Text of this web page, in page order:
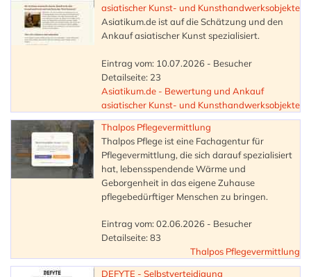
asiatischer Kunst- und Kunsthandwerksobjekte
Asiatikum.de ist auf die Schätzung und den
Ankauf asiatischer Kunst spezialisiert.
Eintrag vom: 10.07.2026 - Besucher
Detailseite: 23
Asiatikum.de - Bewertung und Ankauf
asiatischer Kunst- und Kunsthandwerksobjekte
Thalpos Pflegevermittlung
Thalpos Pflege ist eine Fachagentur für
Pflegevermittlung, die sich darauf spezialisiert
hat, lebensspendende Wärme und
Geborgenheit in das eigene Zuhause
pflegebedürftiger Menschen zu bringen.
Eintrag vom: 02.06.2026 - Besucher
Detailseite: 83
Thalpos Pflegevermittlung
DEFYTE - Selbstverteidigung